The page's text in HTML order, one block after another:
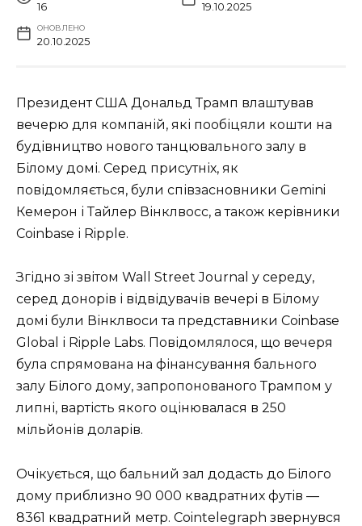
16 19.10.2025
ОНОВЛЕНО
20.10.2025
Президент США Дональд Трамп влаштував
вечерю для компаній, які пообіцяли кошти на
будівництво нового танцювального залу в
Білому домі. Серед присутніх, як
повідомляється, були співзасновники Gemini
Кемерон і Тайлер Вінклвосс, а також керівники
Coinbase і Ripple.
Згідно зі звітом Wall Street Journal у середу,
серед донорів і відвідувачів вечері в Білому
домі були Вінклвоси та представники Coinbase
Global і Ripple Labs. Повідомлялося, що вечеря
була спрямована на фінансування бального
залу Білого дому, запропонованого Трампом у
липні, вартість якого оцінювалася в 250
мільйонів доларів.
Очікується, що бальний зал додасть до Білого
дому приблизно 90 000 квадратних футів —
8361 квадратний метр. Cointelegraph звернувся